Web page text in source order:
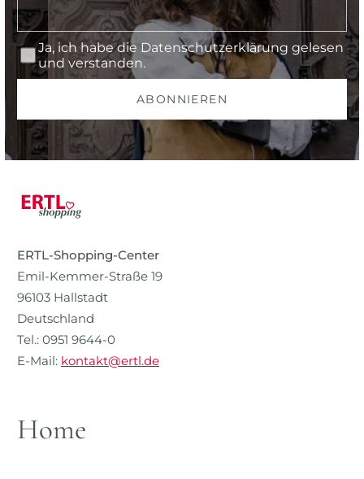
Ja, ich habe die Datenschutzerklärung gelesen
und verstanden.
ABONNIEREN
ERTL-Shopping-Center
Emil-Kemmer-Straße 19
96103 Hallstadt
Deutschland
Tel.: 0951 9644-0
E-Mail: kontakt@ertl.de
Home